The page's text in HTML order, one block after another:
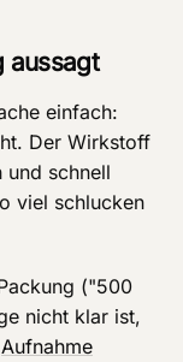
aussagt
einfach:
Der Wirkstoff
schnell
viel schlucken
("500
nicht klar ist,
Aufnahme